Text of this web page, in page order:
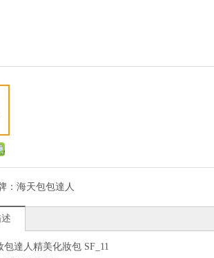
： 海天包包達人
包達人精美化妝包 SF_11